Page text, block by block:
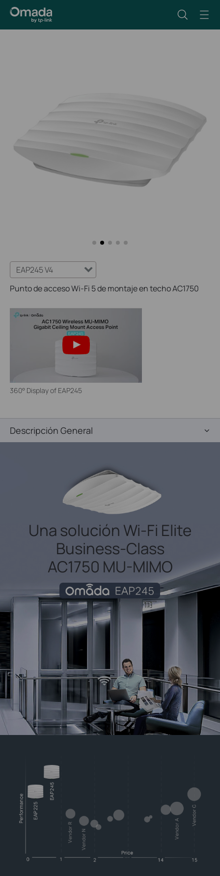
EAP245 V4
Punto de acceso Wi-Fi 5 de montaje en techo AC1750
360° Display of EAP245
Descripción General
Una solución Wi-Fi Elite
Business-Class
AC1750 MU-MIMO
Omada EAP245